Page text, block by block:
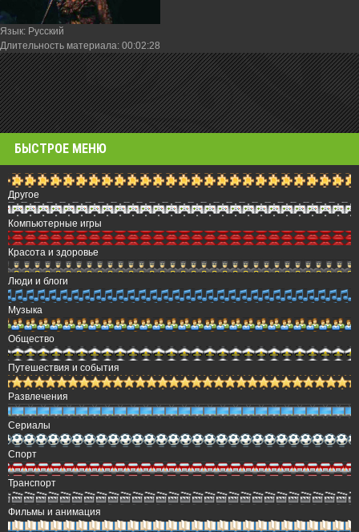
Язык: Русский
Длительность материала: 00:02:28
БЫСТРОЕ МЕНЮ
Другое
Компьютерные игры
Красота и здоровье
Люди и блоги
Музыка
Общество
Путешествия и события
Развлечения
Сериалы
Спорт
Транспорт
Фильмы и анимация